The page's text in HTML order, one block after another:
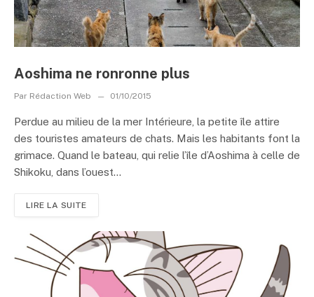
Aoshima ne ronronne plus
Par Rédaction Web 01/10/2015
Perdue au milieu de la mer Intérieure, la petite île attire
des touristes amateurs de chats. Mais les habitants font la
grimace. Quand le bateau, qui relie l’île d’Aoshima à celle de
Shikoku, dans l’ouest...
LIRE LA SUITE